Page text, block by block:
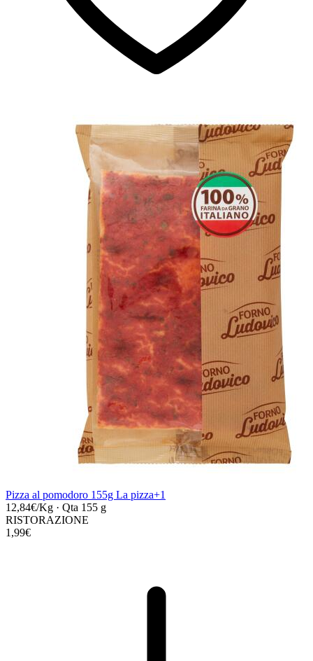
Pizza al pomodoro 155g La pizza+1
12,84€/Kg · Qta 155 g
RISTORAZIONE
1,99€